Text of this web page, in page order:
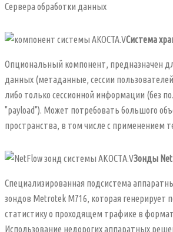
Сервера обработки данных
Система
Опциональный компонент, предназначен
данных (метаданные, сессии
либо только сессионной информации (без
"payload"). Может потребовать большого
пространства, в том числе с применением
Зонды
Специализированная подсистема
зондов Metrotek М716, которая генерирует
статистику о проходящем трафике в
Использование недорогих аппаратных